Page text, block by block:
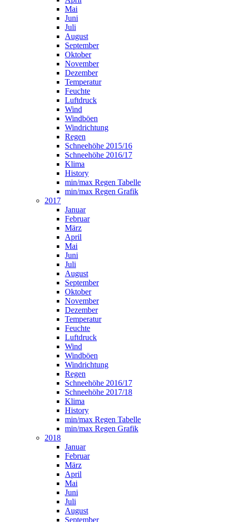
Mai
Juni
Juli
August
September
Oktober
November
Dezember
Temperatur
Feuchte
Luftdruck
Wind
Windböen
Windrichtung
Regen
Schneehöhe 2015/16
Schneehöhe 2016/17
Klima
History
min/max Regen Tabelle
min/max Regen Grafik
2017
Januar
Februar
März
April
Mai
Juni
Juli
August
September
Oktober
November
Dezember
Temperatur
Feuchte
Luftdruck
Wind
Windböen
Windrichtung
Regen
Schneehöhe 2016/17
Schneehöhe 2017/18
Klima
History
min/max Regen Tabelle
min/max Regen Grafik
2018
Januar
Februar
März
April
Mai
Juni
Juli
August
September